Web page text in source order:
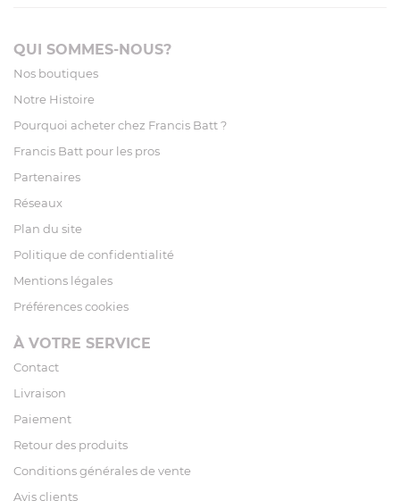
QUI SOMMES-NOUS?
Nos boutiques
Notre Histoire
Pourquoi acheter chez Francis Batt ?
Francis Batt pour les pros
Partenaires
Réseaux
Plan du site
Politique de confidentialité
Mentions légales
Préférences cookies
À VOTRE SERVICE
Contact
Livraison
Paiement
Retour des produits
Conditions générales de vente
Avis clients